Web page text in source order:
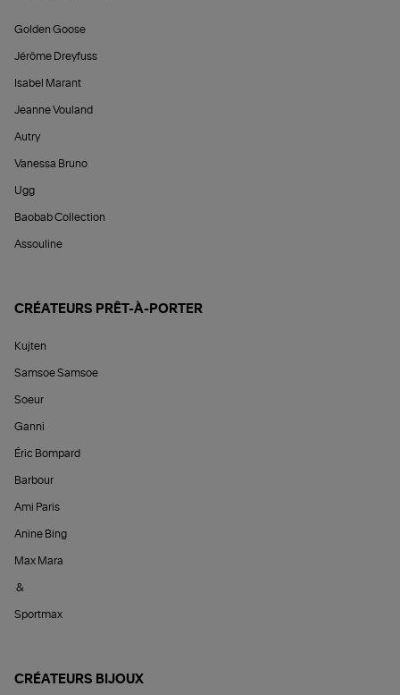
Golden Goose
Jérôme Dreyfuss
Isabel Marant
Jeanne Vouland
Autry
Vanessa Bruno
Ugg
Baobab Collection
Assouline
CRÉATEURS PRÊT-À-PORTER
Kujten
Samsoe Samsoe
Soeur
Ganni
Éric Bompard
Barbour
Ami Paris
Anine Bing
Max Mara
&
Sportmax
CRÉATEURS BIJOUX